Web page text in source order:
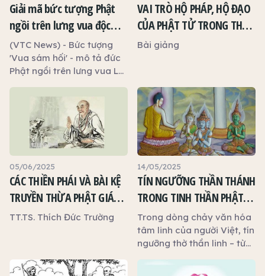
Giải mã bức tượng Phật
ngồi trên lưng vua độc
nhất vô nhị ở Hà Nội
(VTC News) - Bức tượng
'Vua sám hối' - mô tả đức
Phật ngồi trên lưng vua Lê
nhất ở chùa Hòe Nhai (Hà
Nội), vì sao lại có cảnh
tượng này?
VAI TRÒ HỘ PHÁP, HỘ ĐẠO
CỦA PHẬT TỬ TRONG THỜI
ĐẠI MỚI
Bài giảng
05/06/2025
CÁC THIỀN PHÁI VÀ BÀI KỆ
TRUYỀN THỪA PHẬT GIÁO
VÙNG NAM BỘ
TT.TS. Thích Đức Trường
14/05/2025
TÍN NGƯỠNG THẦN THÁNH
TRONG TINH THẦN PHẬT
GIÁO: HƯỚNG THIỆN – TẠO
PHƯỚC – THĂNG HOA TÂM
THỨC
Trong dòng chảy văn hóa
tâm linh của người Việt, tín
ngưỡng thờ thần linh – từ